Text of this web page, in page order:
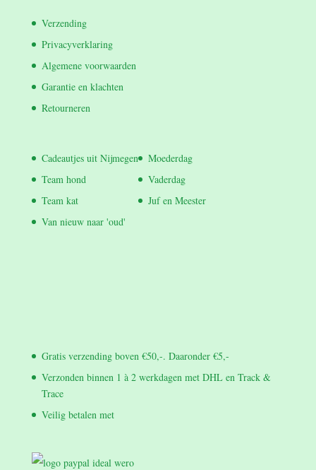
Verzending
Privacyverklaring
Algemene voorwaarden
Garantie en klachten
Retourneren
Cadeautjes uit Nijmegen
Team hond
Team kat
Van nieuw naar 'oud'
Moederdag
Vaderdag
Juf en Meester
Gratis verzending boven €50,-. Daaronder €5,-
Verzonden binnen 1 à 2 werkdagen met DHL en Track &
Trace
Veilig betalen met